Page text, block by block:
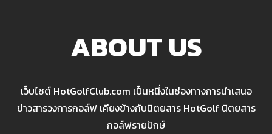
ABOUT US
เว็บไซต์ HotGolfClub.com เป็นหนึ่งในช่องทางการนำเสนอ
ข่าวสารวงการกอล์ฟ เคียงข้างกับนิตยสาร HotGolf นิตยสาร
กอล์ฟรายปักษ์